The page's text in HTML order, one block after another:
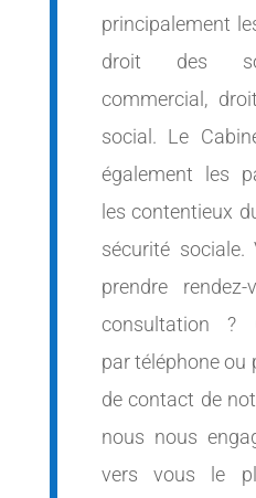
principalement
droit des
commercial,
social. Le
également les
les contentieux
sécurité sociale.
prendre
consultation ?
par téléphone ou
de contact de
nous nous
vers vous le